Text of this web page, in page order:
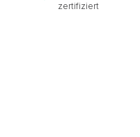
zertifiziert